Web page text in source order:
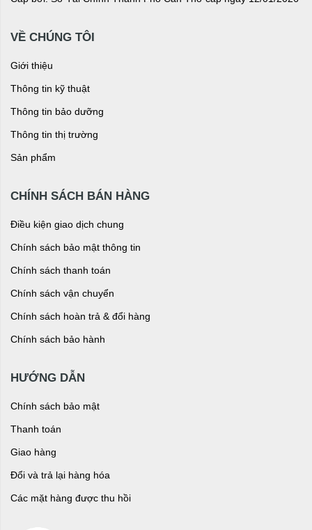
VỀ CHÚNG TÔI
Giới thiệu
Thông tin kỹ thuật
Thông tin bảo dưỡng
Thông tin thị trường
Sản phẩm
CHÍNH SÁCH BÁN HÀNG
Điều kiện giao dịch chung
Chính sách bảo mật thông tin
Chính sách thanh toán
Chính sách vận chuyển
Chính sách hoàn trả & đổi hàng
Chính sách bảo hành
HƯỚNG DẪN
Chính sách bảo mật
Thanh toán
Giao hàng
Đổi và trả lại hàng hóa
Các mặt hàng được thu hồi